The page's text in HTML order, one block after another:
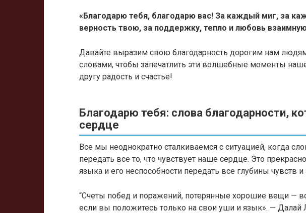
«Благодарю тебя, благодарю вас! За каждый миг, за
верность твою, за поддержку, тепло и любовь
Давайте выразим свою благодарность дорогим нам
словами, чтобы запечатлить эти волшебные моменты
другу радость и счастье!
Благодарю тебя: слова благодарности,
сердце
Все мы неоднократно сталкиваемся с ситуацией, когда
передать все то, что чувствует наше сердце. Это
языка и его неспособности передать все глубины чувств
“Счеты побед и поражений, потерянные хорошие вещи —
если вы положитесь только на свои уши и язык». — Далай